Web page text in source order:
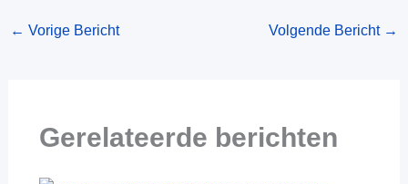
← Vorige Bericht Volgende Bericht →
Gerelateerde berichten